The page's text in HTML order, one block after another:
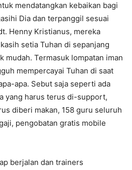
mendatangkan kebaikan bagi
Dia dan terpanggil sesuai
Henny Kristianus, mereka
setia Tuhan di sepanjang
mudah. Termasuk lompatan iman
mempercayai Tuhan di saat
apa. Sebut saja seperti ada
yang harus terus di-support,
diberi makan, 158 guru seluruh
pengobatan gratis mobile
berjalan dan trainers